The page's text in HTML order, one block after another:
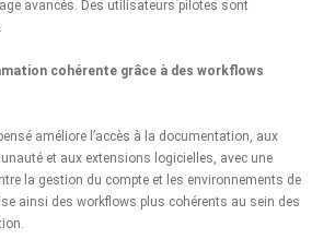
avancés. Des utilisateurs pilotes sont
cohérente grâce à des workflows
améliore l’accès à la documentation, aux
et aux extensions logicielles, avec une
la gestion du compte et les environnements de
ainsi des workflows plus cohérents au sein des